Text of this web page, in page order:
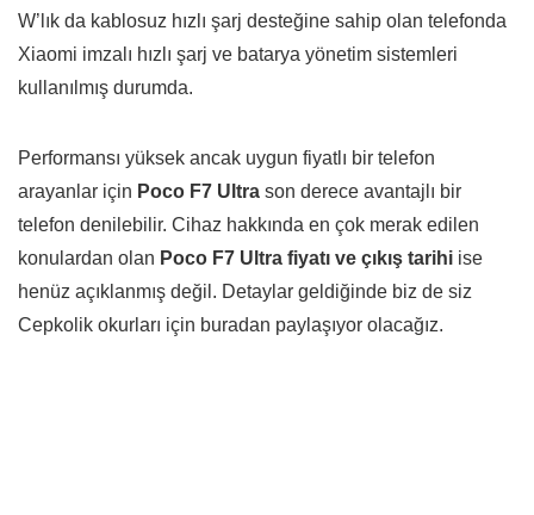
W’lık da kablosuz hızlı şarj desteğine sahip olan telefonda
Xiaomi imzalı hızlı şarj ve batarya yönetim sistemleri
kullanılmış durumda.
Performansı yüksek ancak uygun fiyatlı bir telefon
arayanlar için Poco F7 Ultra son derece avantajlı bir
telefon denilebilir. Cihaz hakkında en çok merak edilen
konulardan olan Poco F7 Ultra fiyatı ve çıkış tarihi ise
henüz açıklanmış değil. Detaylar geldiğinde biz de siz
Cepkolik okurları için buradan paylaşıyor olacağız.